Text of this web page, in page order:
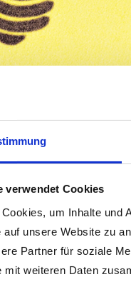
verwendet Cookies
um Inhalte und
auf unsere Website zu
Partner für soziale
mit weiteren Daten